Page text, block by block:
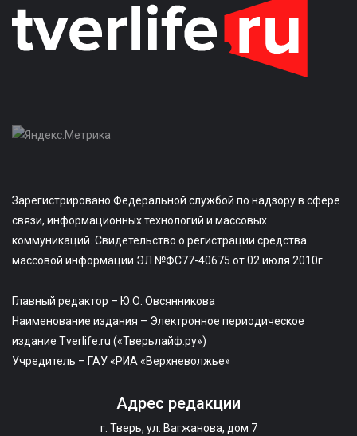
Зарегистрировано Федеральной службой по надзору в сфере
связи, информационных технологий и массовых
коммуникаций. Свидетельство о регистрации средства
массовой информации ЭЛ №ФС77-40675 от 02 июля 2010г.
Главный редактор – Ю.О. Овсянникова
Наименование издания – Электронное периодическое
издание Tverlife.ru («Тверьлайф.ру»)
Учредитель – ГАУ «РИА «Верхневолжье»
Адрес редакции
г. Тверь, ул. Вагжанова, дом 7